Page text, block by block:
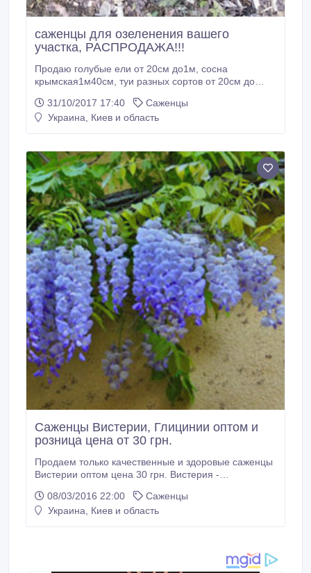
саженцы для озеленения вашего
участка, РАСПРОДАЖА!!!
Продаю голубые ели от 20см до1м, сосна
крымская1м40см, туи разных сортов от 20см до
вертикальные высотой от 50см до 2, 5м.
31/10/2017 17:40
Саженцы
Украина, Киев и область
Саженцы Вистерии, Глицинии оптом и
розница цена от 30 грн.
Продаем только качественные и здоровые саженцы
Вистерии оптом цена 30 грн. Вистерия -
за обильное продолжительное и красочное
цветение, ажурную перистую листву. Украсит Ваш
08/03/2016 22:00
Саженцы
Украина, Киев и область